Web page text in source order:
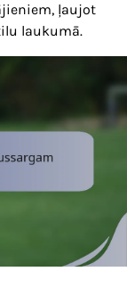
ļaujot
laukumā.